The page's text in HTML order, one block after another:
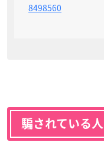
8498560
騙されている